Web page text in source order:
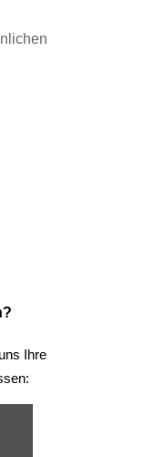
Ihre